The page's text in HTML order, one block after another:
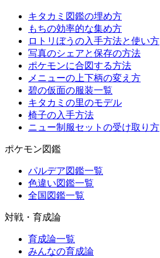
キタカミ図鑑の埋め方
もちの効率的な集め方
ロトリぼうの入手方法と使い方
写真のシェアと保存の方法
ポケモンに合図する方法
メニューの上下柄の変え方
碧の仮面の服装一覧
キタカミの里のモデル
椅子の入手方法
ニュー制服セットの受け取り方
ポケモン図鑑
パルデア図鑑一覧
色違い図鑑一覧
全国図鑑一覧
対戦・育成論
育成論一覧
みんなの育成論